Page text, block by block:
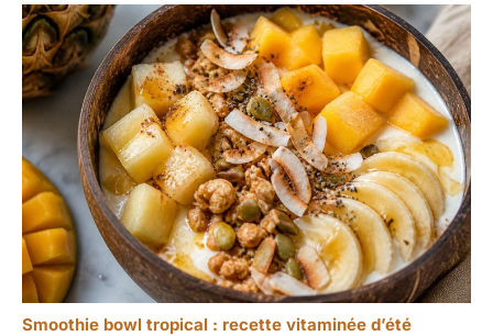
Smoothie bowl tropical : recette vitaminée d’été